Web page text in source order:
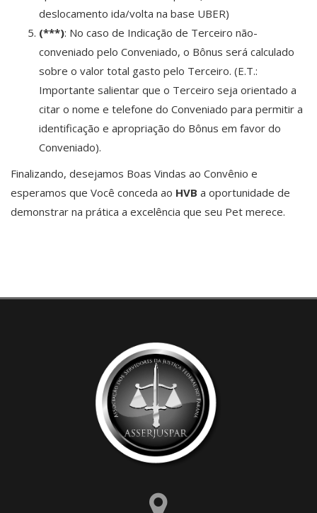
deslocamento ida/volta na base UBER)
(***): No caso de Indicação de Terceiro não-
conveniado pelo Conveniado, o Bônus será calculado
sobre o valor total gasto pelo Terceiro. (E.T.:
Importante salientar que o Terceiro seja orientado a
citar o nome e telefone do Conveniado para permitir a
identificação e apropriação do Bônus em favor do
Conveniado).
Finalizando, desejamos Boas Vindas ao Convênio e
esperamos que Você conceda ao HVB a oportunidade de
demonstrar na prática a excelência que seu Pet merece.